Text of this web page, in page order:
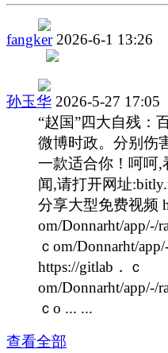
fangker 2026-6-1 13:26
孙玉华 2026-5-27 17:05
“赵国”四大自残：
微博时政。分别伤
一款适合你！呵呵,
闻,请打开网址
分享大型免费视频
om/Donnarht/app/-/
ｃom/Donnarht/
https://gitlab．ｃ
om/Donnarht/app/-/
ｃo ... ...
查看全部